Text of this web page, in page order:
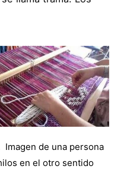
Imagen de una persona
en el otro sentido